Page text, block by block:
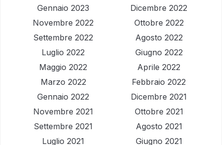
Gennaio 2023
Dicembre 2022
Novembre 2022
Ottobre 2022
Settembre 2022
Agosto 2022
Luglio 2022
Giugno 2022
Maggio 2022
Aprile 2022
Marzo 2022
Febbraio 2022
Gennaio 2022
Dicembre 2021
Novembre 2021
Ottobre 2021
Settembre 2021
Agosto 2021
Luglio 2021
Giugno 2021